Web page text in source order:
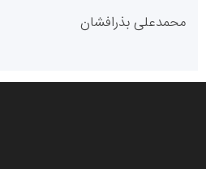
پایگاه خبری گفتمان یزد
محمدعلی بذرافشان